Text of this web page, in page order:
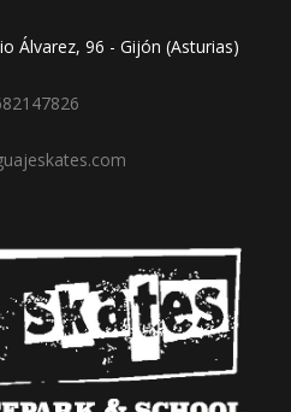
Álvarez, 96 - Gijón (Asturias)